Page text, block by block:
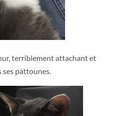
terriblement attachant et
ses pattounes.